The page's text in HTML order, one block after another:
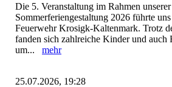
Die 5. Veranstaltung im Rahmen unserer
Sommerferiengestaltung 2026 führte
Feuerwehr Krosigk-Kaltenmark. Trotz
fanden sich zahlreiche Kinder und auch
um... mehr
25.07.2026, 19:28